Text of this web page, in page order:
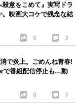
意をこめて』実写ドラ
映画大コケで残念な結
0 2
で炎上。ごめんね青春!
で番組配信停止も…動
0 7